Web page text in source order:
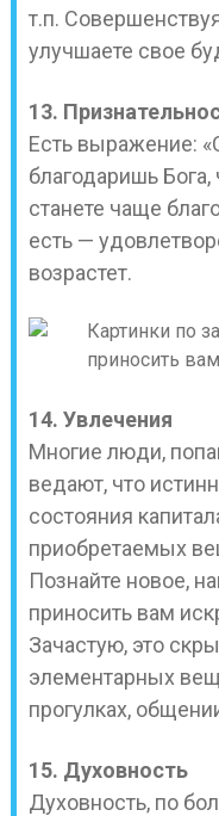
т.п.
улучшаете свое
13.
Есть выражение:
благодаришь
станете чаще
есть —
возрастет.
14. Увлечения
Многие люди,
ведают, что
состояния
приобретаемых
Познайте новое,
приносить вам
Зачастую, это
элементарных
прогулках,
15. Духовность
Духовность, по